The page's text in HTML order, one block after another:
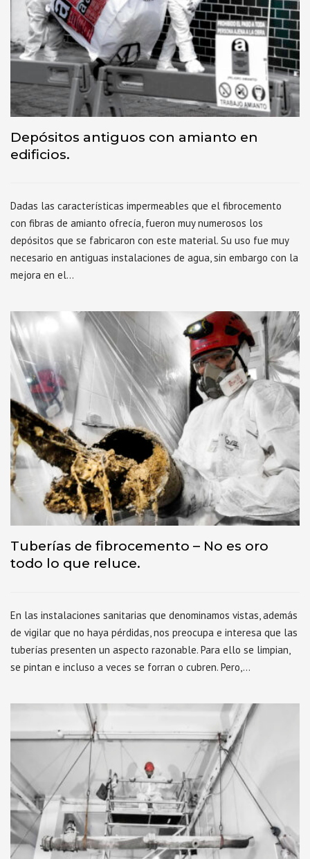
Depósitos antiguos con amianto en
edificios.
Dadas las características impermeables que el fibrocemento
con fibras de amianto ofrecía, fueron muy numerosos los
depósitos que se fabricaron con este material. Su uso fue muy
necesario en antiguas instalaciones de agua, sin embargo con la
mejora en el…
Tuberías de fibrocemento – No es oro
todo lo que reluce.
En las instalaciones sanitarias que denominamos vistas, además
de vigilar que no haya pérdidas, nos preocupa e interesa que las
tuberías presenten un aspecto razonable. Para ello se limpian,
se pintan e incluso a veces se forran o cubren. Pero,…